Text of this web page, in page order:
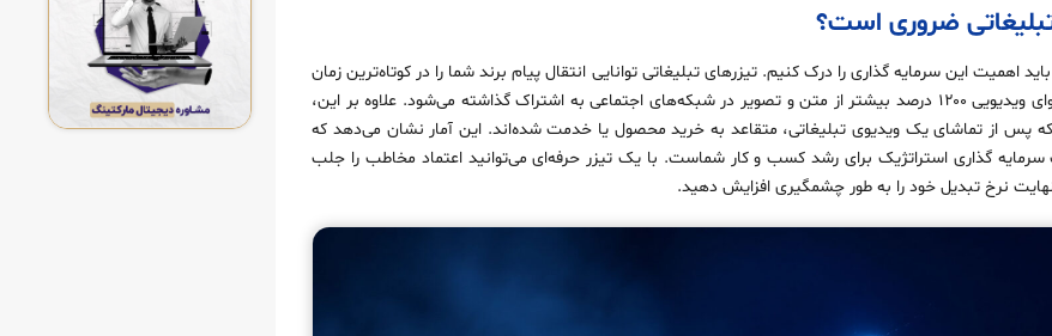
ضروری است؟
اهمیت این سرمایه‌ گذاری را درک کنیم. تیزرهای تبلیغاتی توانایی انتقال پیام برند شما را در کوتاه‌ترین زمان
ممکن دارند. آمارها نشان می‌دهند که محتوای ویدیویی ۱۲۰۰ درصد بیشتر از متن و تصویر در شبکه‌های اجتماعی به اشتراک گذاشته می‌شود. علاوه بر این،
که پس از تماشای یک ویدیوی تبلیغاتی، متقاعد به خرید محصول یا خدمت شده‌اند. این آمار نشان می‌دهد که
سرمایه‌ گذاری استراتژیک برای رشد کسب‌ و کار شماست. با یک تیزر حرفه‌ای می‌توانید اعتماد مخاطب را جلب
نرخ تبدیل خود را به طور چشمگیری افزایش دهید.